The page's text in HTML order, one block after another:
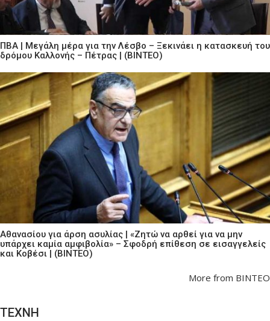
ΠΒΑ | Μεγάλη μέρα για την Λέσβο – Ξεκινάει η κατασκευή του
δρόμου Καλλονής – Πέτρας | (ΒΙΝΤΕΟ)
Αθανασίου για άρση ασυλίας | «Ζητώ να αρθεί για να μην
υπάρχει καμία αμφιβολία» – Σφοδρή επίθεση σε εισαγγελείς
και Κοβέσι | (ΒΙΝΤΕΟ)
More from ΒΙΝΤΕΟ
ΤΕΧΝΗ